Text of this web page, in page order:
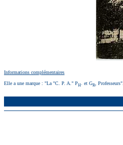
Informations complémentaires
Elle a une marque : "La "C. P. A." PH . et GR , Professeurs".